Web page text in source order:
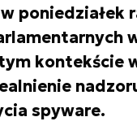
poniedziałek
kontekście
spyware.